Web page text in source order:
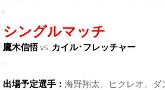
シングルマッチ
鷹木信悟vs. カイル･フレッチャー
出場予定選手： 海野翔太、ヒクレオ、